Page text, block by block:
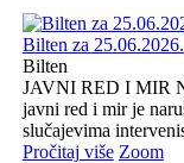
Bilten za
Bilten
JAVNI RED I MIR
javni red i mir je
slučajevima
Pročitaj više Zoom